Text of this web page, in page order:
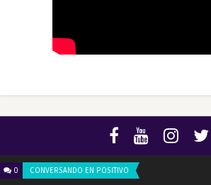
0 CONVERSANDO EN POSITIVO